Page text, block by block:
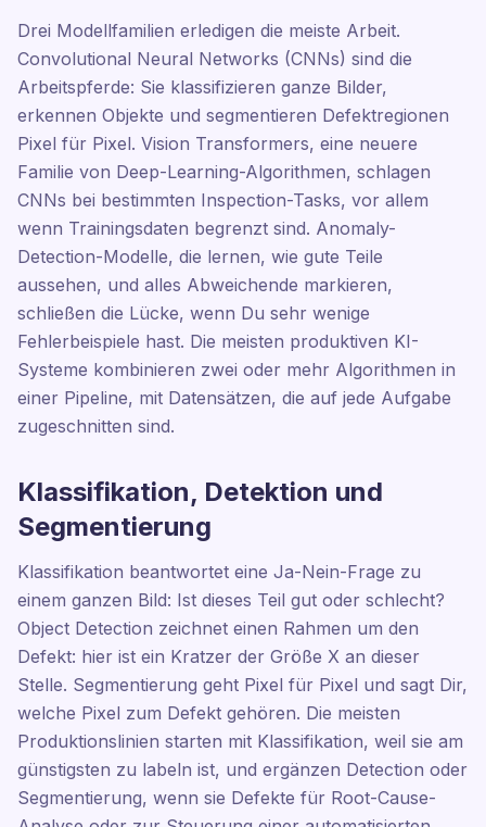
Drei Modellfamilien erledigen die meiste Arbeit.
Convolutional Neural Networks (CNNs) sind die
Arbeitspferde: Sie klassifizieren ganze Bilder,
erkennen Objekte und segmentieren Defektregionen
Pixel für Pixel. Vision Transformers, eine neuere
Familie von Deep-Learning-Algorithmen, schlagen
CNNs bei bestimmten Inspection-Tasks, vor allem
wenn Trainingsdaten begrenzt sind. Anomaly-
Detection-Modelle, die lernen, wie gute Teile
aussehen, und alles Abweichende markieren,
schließen die Lücke, wenn Du sehr wenige
Fehlerbeispiele hast. Die meisten produktiven KI-
Systeme kombinieren zwei oder mehr Algorithmen in
einer Pipeline, mit Datensätzen, die auf jede Aufgabe
zugeschnitten sind.
Klassifikation, Detektion und
Segmentierung
Klassifikation beantwortet eine Ja-Nein-Frage zu
einem ganzen Bild: Ist dieses Teil gut oder schlecht?
Object Detection zeichnet einen Rahmen um den
Defekt: hier ist ein Kratzer der Größe X an dieser
Stelle. Segmentierung geht Pixel für Pixel und sagt Dir,
welche Pixel zum Defekt gehören. Die meisten
Produktionslinien starten mit Klassifikation, weil sie am
günstigsten zu labeln ist, und ergänzen Detection oder
Segmentierung, wenn sie Defekte für Root-Cause-